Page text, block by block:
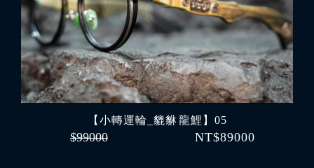
【小轉運輪_貔貅 龍鯉】05
$99000 NT$89000